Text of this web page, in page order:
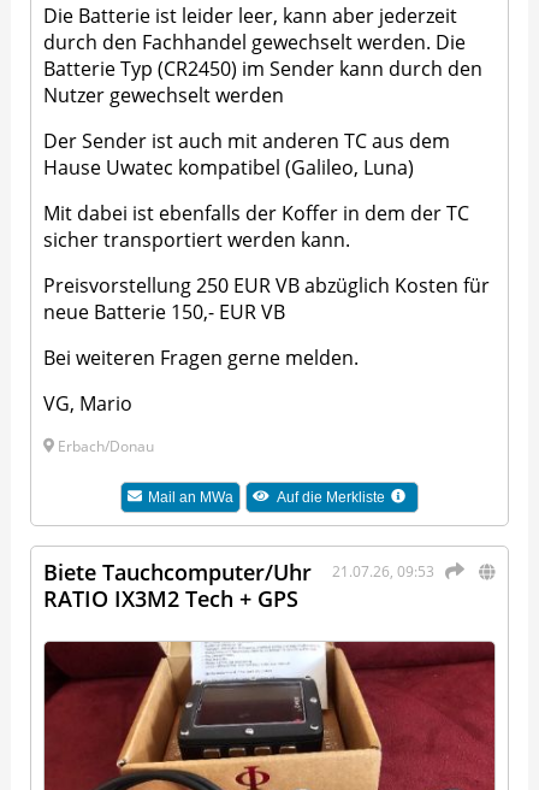
Die Batterie ist leider leer, kann aber jederzeit
durch den Fachhandel gewechselt werden. Die
Batterie Typ (CR2450) im Sender kann durch den
Nutzer gewechselt werden
Der Sender ist auch mit anderen TC aus dem
Hause Uwatec kompatibel (Galileo, Luna)
Mit dabei ist ebenfalls der Koffer in dem der TC
sicher transportiert werden kann.
Preisvorstellung 250 EUR VB abzüglich Kosten für
neue Batterie 150,- EUR VB
Bei weiteren Fragen gerne melden.
VG, Mario
Erbach/Donau
Mail an MWa Auf die Merkliste
21.07.26, 09:53
Biete Tauchcomputer/Uhr
RATIO IX3M2 Tech + GPS